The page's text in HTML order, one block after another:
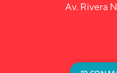
Av. Rivera